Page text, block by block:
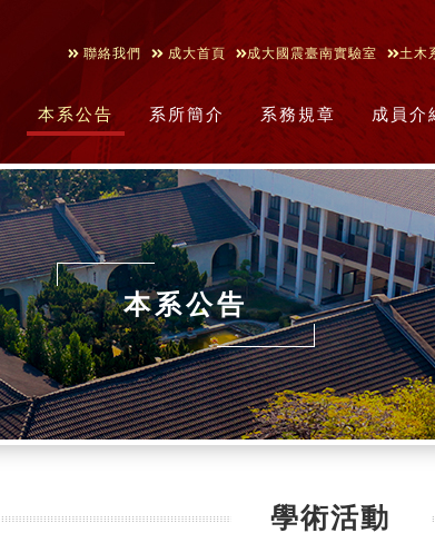
聯絡我們 成大首頁 成大國震臺南實驗室 土木
本系公告 系所簡介 系務規章 成員介
本系公告
學術活動